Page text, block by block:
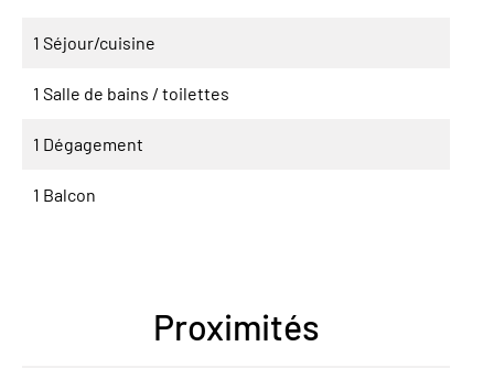
1 Séjour/cuisine
1 Salle de bains / toilettes
1 Dégagement
1 Balcon
Proximités